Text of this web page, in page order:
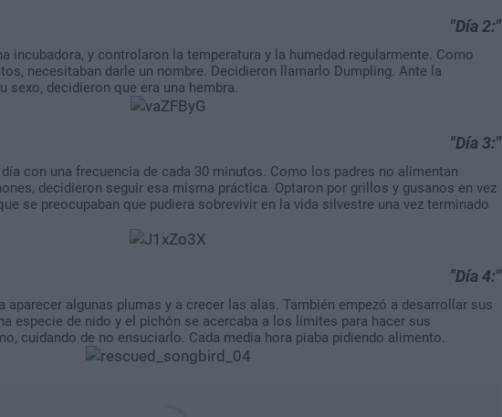
Día 2:
incubadora, y controlaron la temperatura y la humedad regularmente. Como
necesitaban darle un nombre. Decidieron llamarlo Dumpling. Ante la
sexo, decidieron que era una hembra.
Día 3:
con una frecuencia de cada 30 minutos. Como los padres no alimentan
decidieron seguir esa misma práctica. Optaron por grillos y gusanos en vez
se preocupaban que pudiera sobrevivir en la vida silvestre una vez terminado
Día 4:
aparecer algunas plumas y a crecer las alas. También empezó a desarrollar sus
especie de nido y el pichón se acercaba a los límites para hacer sus
cuidando de no ensuciarlo. Cada media hora piaba pidiendo alimento.